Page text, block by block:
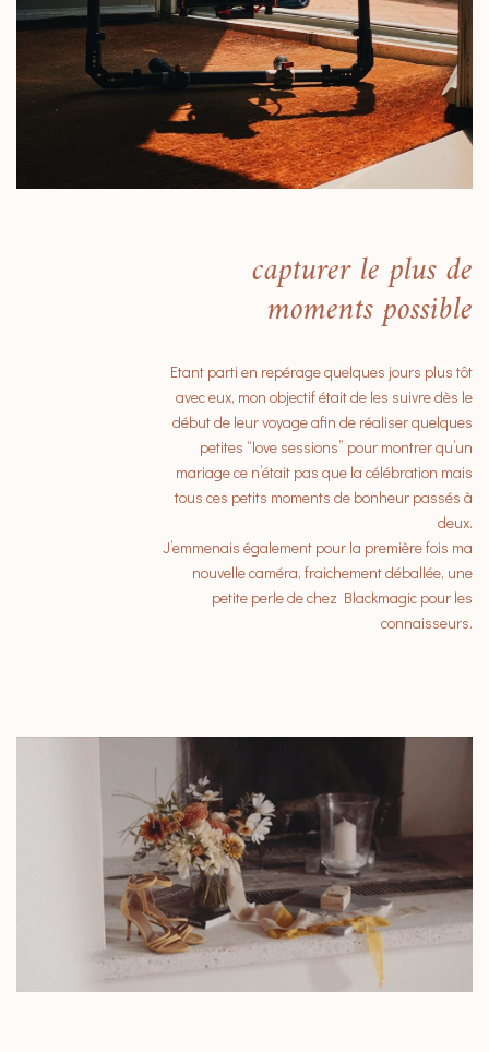
capturer le plus de
moments possible
Etant parti en repérage quelques jours plus tôt
avec eux, mon objectif était de les suivre dès le
début de leur voyage afin de réaliser quelques
petites “love sessions” pour montrer qu’un
mariage ce n’était pas que la célébration mais
tous ces petits moments de bonheur passés à
deux.
J’emmenais également pour la première fois ma
nouvelle caméra, fraichement déballée, une
petite perle de chez Blackmagic pour les
connaisseurs.